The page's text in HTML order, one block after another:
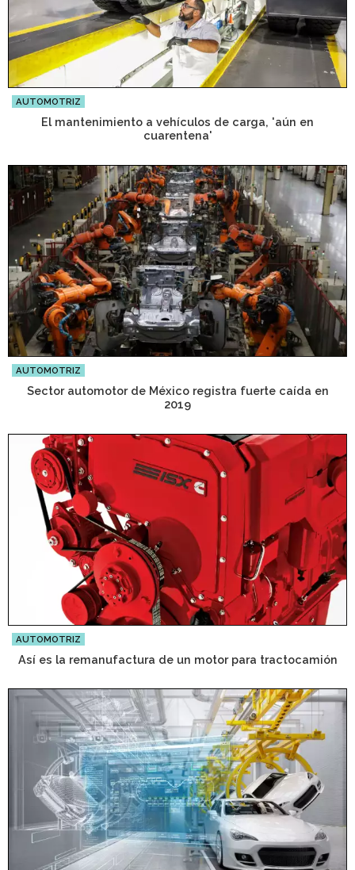
AUTOMOTRIZ
El mantenimiento a vehículos de carga, 'aún en
cuarentena'
AUTOMOTRIZ
Sector automotor de México registra fuerte caída en
2019
AUTOMOTRIZ
Así es la remanufactura de un motor para tractocamión